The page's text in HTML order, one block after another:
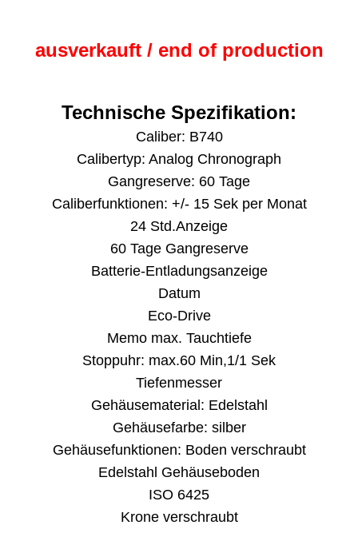
ausverkauft / end of production
Technische Spezifikation:
Caliber: B740
Calibertyp: Analog Chronograph
Gangreserve: 60 Tage
Caliberfunktionen: +/- 15 Sek per Monat
24 Std.Anzeige
60 Tage Gangreserve
Batterie-Entladungsanzeige
Datum
Eco-Drive
Memo max. Tauchtiefe
Stoppuhr: max.60 Min,1/1 Sek
Tiefenmesser
Gehäusematerial: Edelstahl
Gehäusefarbe: silber
Gehäusefunktionen: Boden verschraubt
Edelstahl Gehäuseboden
ISO 6425
Krone verschraubt